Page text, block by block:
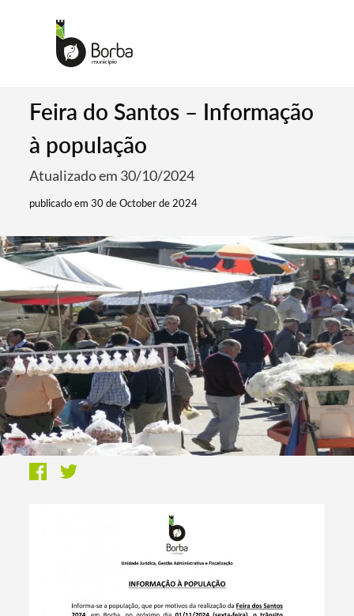
Feira do Santos – Informação
à população
Atualizado em 30/10/2024
publicado em 30 de October de 2024